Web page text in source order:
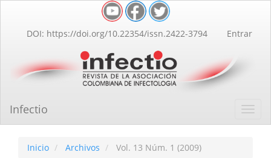
Contenido
principal
lateral
DOI: https://doi.org/10.22354/issn.2422-3794 Entrar
Infectio
Inicio Archivos Vol. 13 Núm. 1 (2009)